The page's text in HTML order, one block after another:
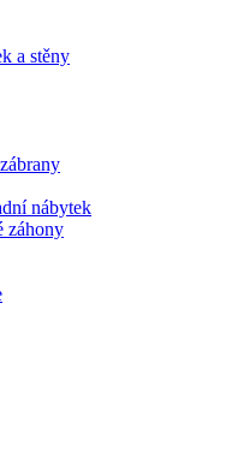
a stěny
nábytek
záhony